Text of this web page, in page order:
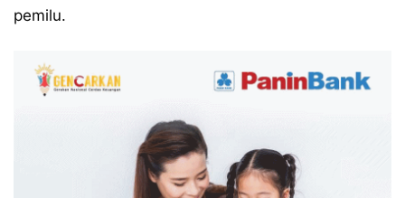
pemilu.